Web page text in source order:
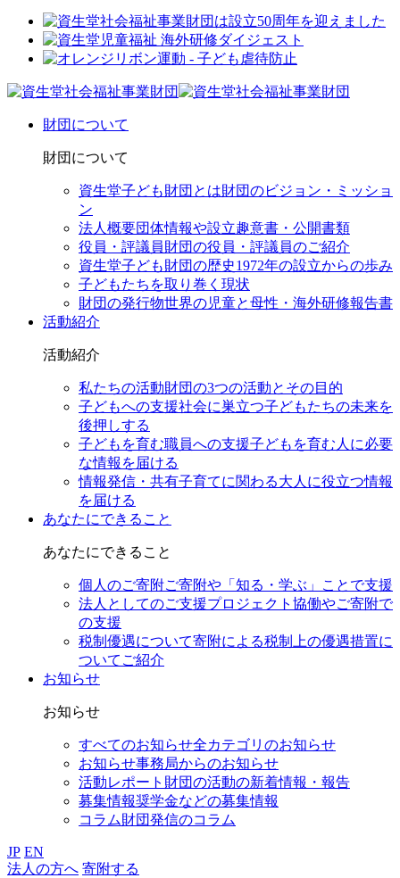
財団について
財団について
資生堂子ども財団とは財団のビジョン・ミッショ
ン
法人概要団体情報や設立趣意書・公開書類
役員・評議員財団の役員・評議員のご紹介
資生堂子ども財団の歴史1972年の設立からの歩み
子どもたちを取り巻く現状
財団の発行物世界の児童と母性・海外研修報告書
活動紹介
活動紹介
私たちの活動財団の3つの活動とその目的
子どもへの支援社会に巣立つ子どもたちの未来を
後押しする
子どもを育む職員への支援子どもを育む人に必要
な情報を届ける
情報発信・共有子育てに関わる大人に役立つ情報
を届ける
あなたにできること
あなたにできること
個人のご寄附ご寄附や「知る・学ぶ」ことで支援
法人としてのご支援プロジェクト協働やご寄附で
の支援
税制優遇について寄附による税制上の優遇措置に
ついてご紹介
お知らせ
お知らせ
すべてのお知らせ全カテゴリのお知らせ
お知らせ事務局からのお知らせ
活動レポート 財団の活動の新着情報・報告
募集情報奨学金などの募集情報
コラム財団発信のコラム
JP EN
法人の方へ 寄附する